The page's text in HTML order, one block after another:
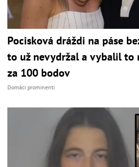
Pocisková dráždi na páse
to už nevydržal a vybalil to
za 100 bodov
Domáci prominenti